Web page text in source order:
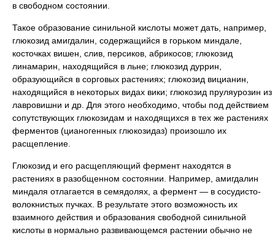
в свободном состоянии.
Такое образование синильной кислоты может дать, например,
глюкозид амигдалин, содержащийся в горьком миндале,
косточках вишен, слив, персиков, абрикосов; глюкозид
линамарин, находящийся в льне; глюкозид дуррин,
образующийся в сорговых растениях; глюкозид вицианин,
находящийся в некоторых видах вики; глюкозид пруляурозин из
лавровишни и др. Для этого необходимо, чтобы под действием
сопутствующих глюкозидам и находящихся в тех же растениях
ферментов (цианогенных глюкозидаз) произошло их
расщепление.
Глюкозид и его расщепляющий фермент находятся в
растениях в разобщенном состоянии. Например, амигдалин
миндаля отлагается в семядолях, а фермент — в сосудисто-
волокнистых пучках. В результате этого возможность их
взаимного действия и образования свободной синильной
кислоты в нормально развивающемся растении обычно не